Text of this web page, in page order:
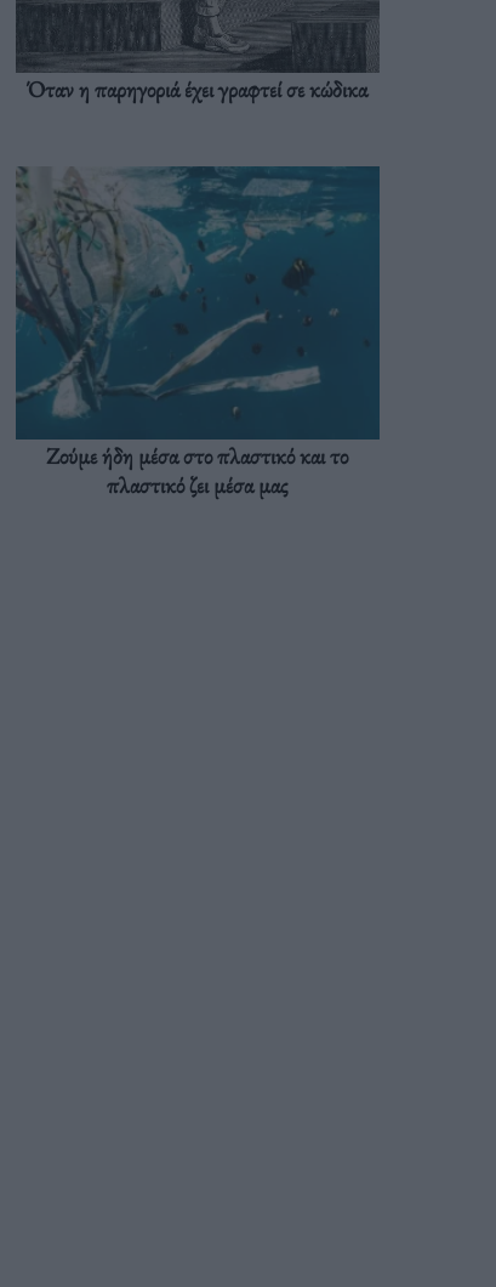
Όταν η παρηγοριά έχει γραφτεί σε κώδικα
Ζούμε ήδη μέσα στο πλαστικό και το
πλαστικό ζει μέσα μας